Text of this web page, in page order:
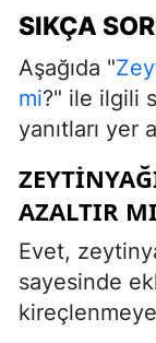
SIKÇA
Aşağıda "
mi?" ile ilgili
yanıtları yer
AZALTIR
Evet,
sayesinde